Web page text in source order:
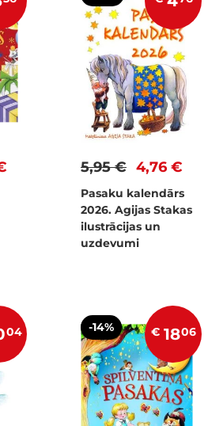
4,76 €
5,95 €
Pasaku kalendārs
2026. Agijas Stakas
ilustrācijas un
uzdevumi
04 -14% € 1806